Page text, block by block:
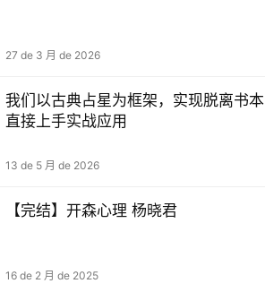
27 de 3 月 de 2026
我们以古典占星为框架，实现脱离书本
直接上手实战应用
13 de 5 月 de 2026
【完结】开森心理 杨晓君
16 de 2 月 de 2025